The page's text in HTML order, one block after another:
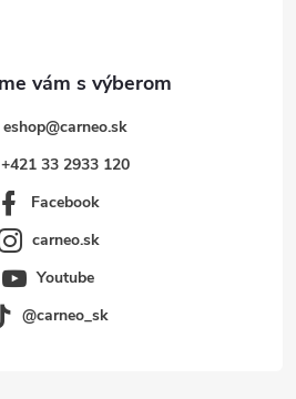
eshop@carneo.sk
+421 33 2933 120
Facebook
carneo.sk
Youtube
@carneo_sk